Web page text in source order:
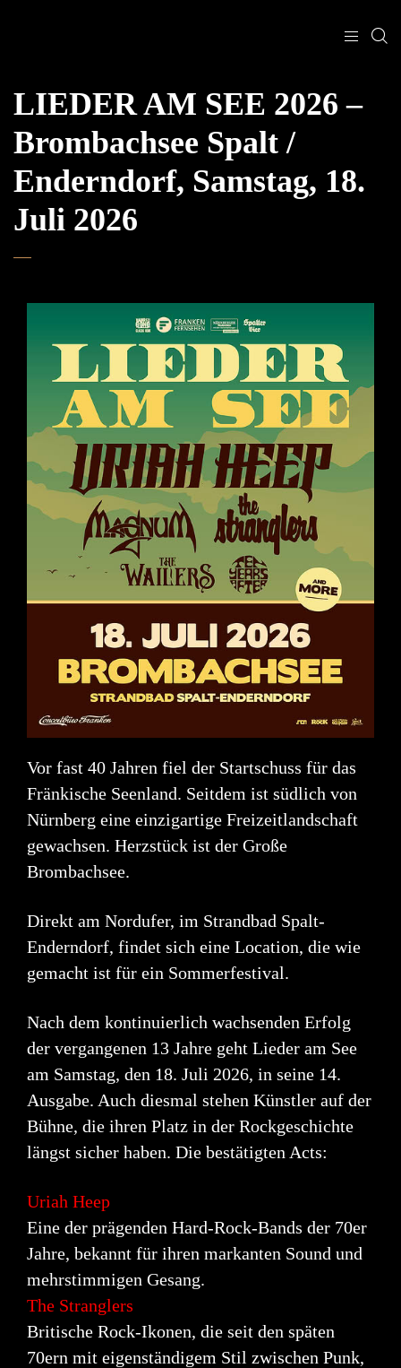
LIEDER AM SEE 2026 –
Brombachsee Spalt /
Enderndorf, Samstag, 18.
Juli 2026
Vor fast 40 Jahren fiel der Startschuss für das
Fränkische Seenland. Seitdem ist südlich von
Nürnberg eine einzigartige Freizeitlandschaft
gewachsen. Herzstück ist der Große
Brombachsee.
Direkt am Nordufer, im Strandbad Spalt-
Enderndorf, findet sich eine Location, die wie
gemacht ist für ein Sommerfestival.
Nach dem kontinuierlich wachsenden Erfolg
der vergangenen 13 Jahre geht Lieder am See
am Samstag, den 18. Juli 2026, in seine 14.
Ausgabe. Auch diesmal stehen Künstler auf der
Bühne, die ihren Platz in der Rockgeschichte
längst sicher haben. Die bestätigten Acts:
Uriah Heep
Eine der prägenden Hard-Rock-Bands der 70er
Jahre, bekannt für ihren markanten Sound und
mehrstimmigen Gesang.
The Stranglers
Britische Rock-Ikonen, die seit den späten
70ern mit eigenständigem Stil zwischen Punk,